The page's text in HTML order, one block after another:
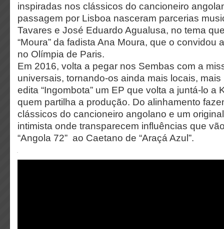
inspiradas nos clássicos do cancioneiro
passagem por Lisboa nasceram parcerias
Tavares e José Eduardo Agualusa, no tema
“Moura” da fadista Ana Moura, que o convidou
no Olímpia de Paris.
Em 2016, volta a pegar nos Sembas com a
universais, tornando-os ainda mais locais,
edita “Ingombota” um EP que volta a juntá-lo a
quem partilha a produção. Do alinhamento
clássicos do cancioneiro angolano e um
intimista onde transparecem influências que
“Angola 72” ao Caetano de “Araçá Azul”.